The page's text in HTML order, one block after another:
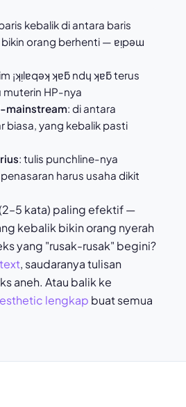
kebalik di antara baris
orang berhenti — ɐᴉpǝɯ
¡ʞᴉlɐqǝʞ ʞɐƃ ndɥ ʞɐƃ terus
HP-nya
mainstream: di antara
biasa, yang kebalik pasti
: tulis punchline-nya
harus usaha dikit
kata) paling efektif —
kebalik bikin orang nyerah
yang "rusak-rusak" begini?
, saudaranya tulisan
aneh. Atau balik ke
lengkap buat semua